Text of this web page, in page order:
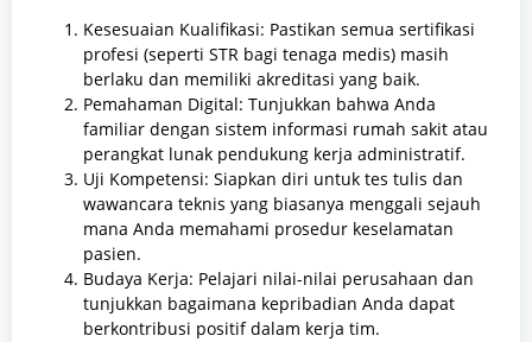
Kesesuaian Kualifikasi: Pastikan semua sertifikasi
profesi (seperti STR bagi tenaga medis) masih
berlaku dan memiliki akreditasi yang baik.
Pemahaman Digital: Tunjukkan bahwa Anda
familiar dengan sistem informasi rumah sakit atau
perangkat lunak pendukung kerja administratif.
Uji Kompetensi: Siapkan diri untuk tes tulis dan
wawancara teknis yang biasanya menggali sejauh
mana Anda memahami prosedur keselamatan
pasien.
Budaya Kerja: Pelajari nilai-nilai perusahaan dan
tunjukkan bagaimana kepribadian Anda dapat
berkontribusi positif dalam kerja tim.